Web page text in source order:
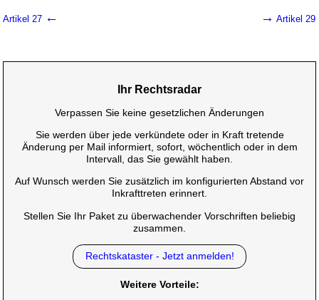
Artikel 27 ← → Artikel 29
Ihr Rechtsradar
Verpassen Sie keine gesetzlichen Änderungen
Sie werden über jede verkündete oder in Kraft tretende
Änderung per Mail informiert, sofort, wöchentlich oder in dem
Intervall, das Sie gewählt haben.
Auf Wunsch werden Sie zusätzlich im konfigurierten Abstand vor
Inkrafttreten erinnert.
Stellen Sie Ihr Paket zu überwachender Vorschriften beliebig
zusammen.
Rechtskataster - Jetzt anmelden!
Weitere Vorteile: